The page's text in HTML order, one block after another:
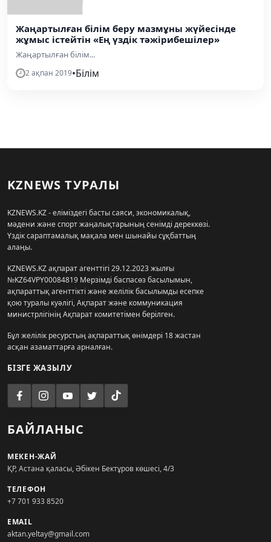
Жаңартылған білім беру мазмұны жүйесінде
жұмыс істейтін «Ең үздік тәжірибешілер»
Жаңартылған білім...
2 ақпан 2019•Білім
KZNEWS ТУРАЛЫ
KZNEWS.KZ - еліміздегі басты саяси, экономикалық,
мәдени және спорт жаңалықтарының сенімді дереккөзі.
Үздік сараптамалық мақала мен шынайы сұқбаттың
алаңы.
KZNEWS.KZ ақпарат агенттігі 29.12.2023 жылғы
№KZ64VPY00084819 Мерзімді баспасөз басылымын,
ақпараттық агенттікті және желілік басылымды есепке
қою туралы куәлігі, Ақпарат және коммуникация
министрлігінің Ақпарат комитетімен берілген.
Бұл желілік ресурстың ақпараттық өнімдері 18 жастан
асқан азаматтарға арналған.
БІЗГЕ ЖАЗЫЛУ
БАЙЛАНЫС
МЕКЕН-ЖАЙ
ҚР, Астана қаласы, Әбікен Бектұров көшесі, 4/3
ТЕЛЕФОН
+7 701 933 8520
EMAIL
aktan.yeltay@gmail.com